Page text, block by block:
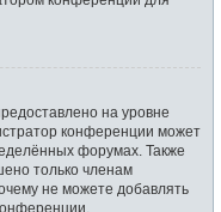
на уровне
конференции может
форумах. Также
только членам
не можете добавлять